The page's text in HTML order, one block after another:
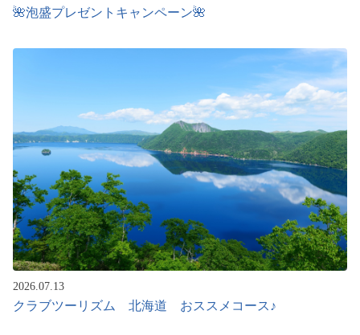
🌺泡盛プレゼントキャンペーン🌺
2026.07.13
クラブツーリズム 北海道 おススメコース♪